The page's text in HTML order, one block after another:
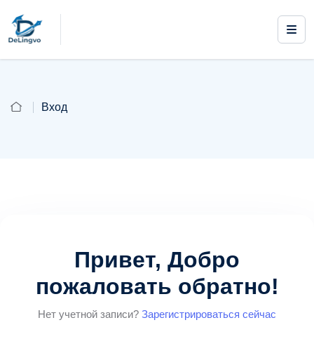
Вход
Привет, Добро
пожаловать обратно!
Нет учетной записи? Зарегистрироваться сейчас